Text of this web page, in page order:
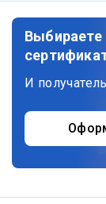
Выбираете
И